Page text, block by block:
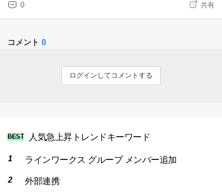
0 共有
コメント 0
ログインしてコメントする
BEST 人気急上昇トレンドキーワード
ラインワークス グループ メンバー追加
外部連携